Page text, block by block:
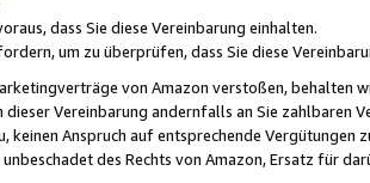
dass Sie diese Vereinbarung einhalten.
um zu überprüfen, dass Sie diese
von Amazon verstoßen, behalten
Vereinbarung andernfalls an Sie zahlbaren
Anspruch auf entsprechende Vergütungen
des Rechts von Amazon, Ersatz für